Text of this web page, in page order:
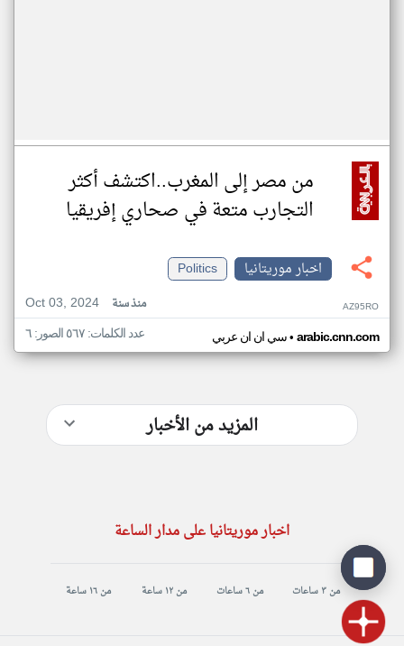
من مصر إلى المغرب..اكتشف أكثر
التجارب متعة في صحاري إفريقيا
اخبار موريتانيا
Politics
Oct 03, 2024
منذ سنة AZ95RO
سي ان ان عربي• arabic.cnn.com عدد الكلمات: ٥٦٧ الصور: ٦
المزيد من الأخبار
اخبار موريتانيا على مدار الساعة
من ٣ ساعات من ٦ ساعات من ١٢ ساعة من ١٦ ساعة